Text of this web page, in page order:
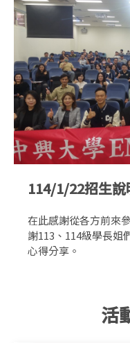
114/1/22招生
在此感謝從各方前來
謝113、114級學長姐
心得分享。
活